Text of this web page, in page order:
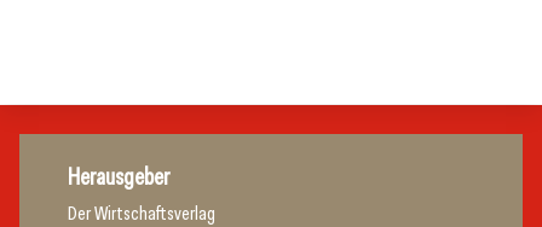
Herausgeber
Der Wirtschaftsverlag